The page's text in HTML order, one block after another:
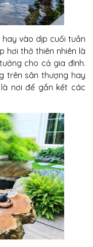
vào dịp cuối tuần
hơi thở thiên nhiên là
cho cả gia đình.
trên sân thượng hay
nơi để gắn kết các